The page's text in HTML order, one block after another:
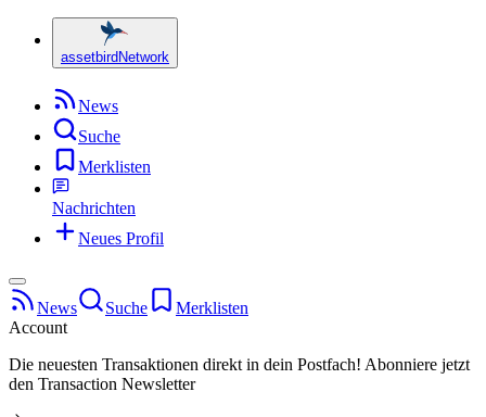
assetbird Network
News
Suche
Merklisten
Nachrichten
Neues Profil
News Suche
Merklisten
Account
Die neuesten Transaktionen direkt in dein Postfach! Abonniere jetzt
den Transaction Newsletter